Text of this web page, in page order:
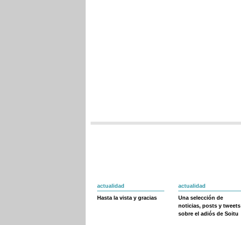
actualidad
Hasta la vista y gracias
actualidad
Una selección de
noticias, posts y tweets
sobre el adiós de Soitu